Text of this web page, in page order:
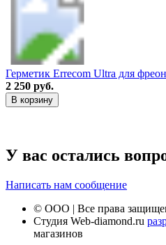
Герметик Errecom Ultra для
2 250 руб.
В корзину
У вас остались
Написать нам сообщение
© ООО | Все права
Студия Web-diamond.ru
магазинов